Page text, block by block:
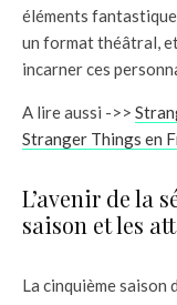
éléments
un format théâtral,
incarner ces
A lire aussi ->>
Stranger Things en
L’avenir de la
saison et les
La cinquième saison